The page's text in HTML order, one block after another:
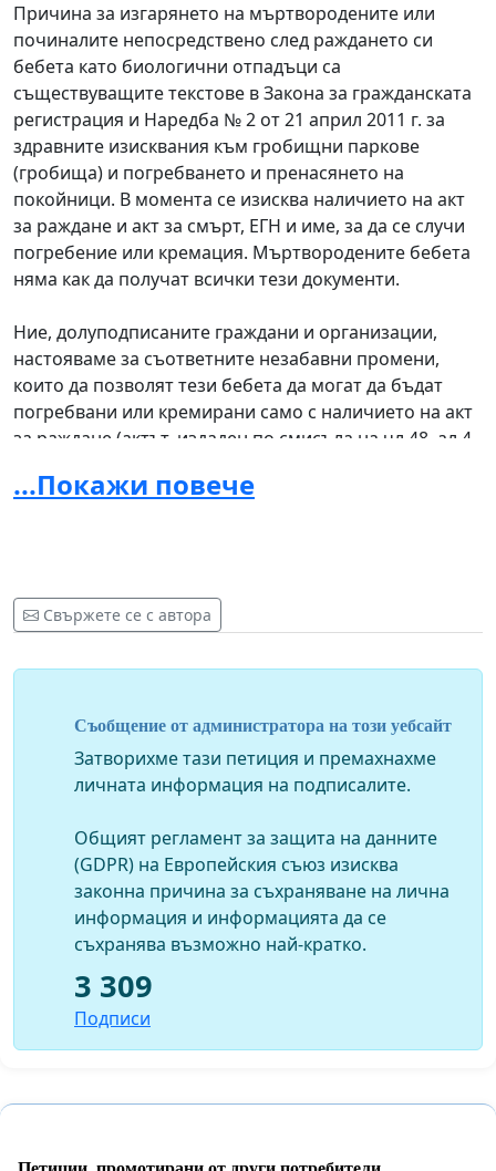
Причина за изгарянето на мъртвородените или
починалите непосредствено след раждането си
бебета като биологични отпадъци са
съществуващите текстове в Закона за гражданската
регистрация и Наредба № 2 от 21 април 2011 г. за
здравните изисквания към гробищни паркове
(гробища) и погребването и пренасянето на
покойници. В момента се изисква наличието на акт
за раждане и акт за смърт, ЕГН и име, за да се случи
погребение или кремация. Мъртвородените бебета
няма как да получат всички тези документи.
Ние, долуподписаните граждани и организации,
настояваме за съответните незабавни промени,
които да позволят тези бебета да могат да бъдат
погребвани или кремирани само с наличието на акт
за раждане (актът, издаден по смисъла на чл.48, ал.4
регистрация).
починалото дете за траурния процес на родителите.
При родители, които са получили възможност да
значително по-малко депресивни и тревожни
Вярваме, че ще предприемете необходимите стъпки
за промяна на нормативната уредба в най-кратък
Български хелзинкски комитет
Фондация "Макове за Мери"
Сдружение "Естествено"
Фондация "Родители за родители"
Асоциация "Родители"
Асоциация на българските дули
...Покажи повече
Свържете се с автора
Съобщение от администратора на този уебсайт
Затворихме тази петиция и премахнахме
личната информация на подписалите.
Общият регламент за защита на данните
(GDPR) на Европейския съюз изисква
законна причина за съхраняване на лична
информация и информацията да се
съхранява възможно най-кратко.
3 309
Подписи